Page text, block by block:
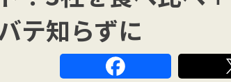
テ知らずに